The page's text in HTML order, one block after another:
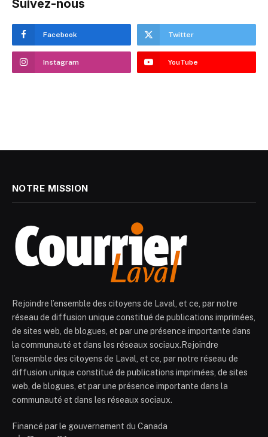
Suivez-nous
Facebook Twitter
Instagram YouTube
NOTRE MISSION
Rejoindre l’ensemble des citoyens de Laval, et ce, par notre
réseau de diffusion unique constitué de publications imprimées,
de sites web, de blogues, et par une présence importante dans
la communauté et dans les réseaux sociaux.Rejoindre
l’ensemble des citoyens de Laval, et ce, par notre réseau de
diffusion unique constitué de publications imprimées, de sites
web, de blogues, et par une présence importante dans la
communauté et dans les réseaux sociaux.
Financé par le gouvernement du Canada